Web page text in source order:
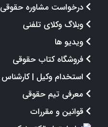
درخواست مشاوره حقوقی
وبلاگ وکلای تلفنی
ویدیو ها
فروشگاه کتاب حقوقی
استخدام وکیل | کارشناس
معرفی تیم حقوقی
قوانین و مقررات